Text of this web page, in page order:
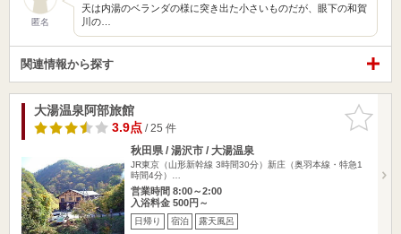
匿名
天は内湯のベランダの様に突き出た小さいものだが、眼下の和賀
川の…
関連情報から探す
お気に入
りに追加
大湯温泉阿部旅館
3.9点/ 25 件
秋田県 / 湯沢市 / 大湯温泉
JR東京（山形新幹線 3時間30分）新庄（奥羽本線・特急1
時間4分）…
営業時間 8:00～2:00
入浴料金 500円～
日帰り 宿泊 露天風呂